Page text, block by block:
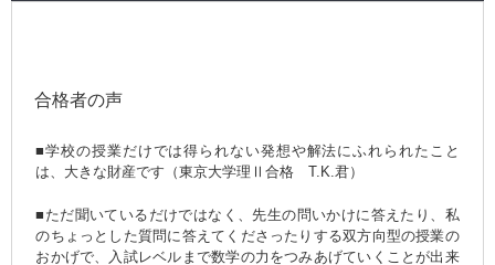
合格者の声
■学校の授業だけでは得られない発想や解法にふれられたこと
は、大きな財産です（東京大学理Ⅱ合格 T.K.君）
■ただ聞いているだけではなく、先生の問いかけに答えたり、私
のちょっとした質問に答えてくださったりする双方向型の授業の
おかげで、入試レベルまで数学の力をつみあげていくことが出来